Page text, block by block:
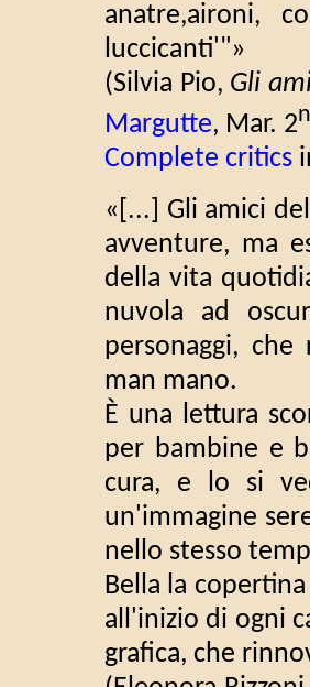
anatre,aironi,
luccicanti'"»
(Silvia Pio, Gli
Margutte, Mar. 2
Complete critics
«[...] Gli amici
avventure, ma
della vita
nuvola ad
personaggi,
man mano.
È una lettura
per bambine e
cura, e lo si
un'immagine
nello stesso
Bella la
all'inizio di ogni
grafica, che